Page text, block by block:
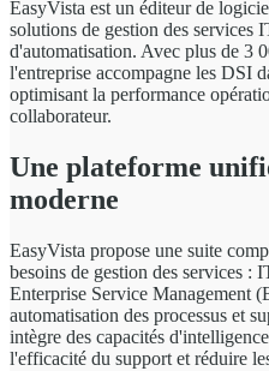
EasyVista est un éditeur de
solutions de gestion des
d'automatisation. Avec plus de 3
l'entreprise accompagne les DSI
optimisant la performance
collaborateur.
Une plateforme
moderne
EasyVista propose une suite
besoins de gestion des services :
Enterprise Service Management
automatisation des processus et
intègre des capacités
l'efficacité du support et réduire